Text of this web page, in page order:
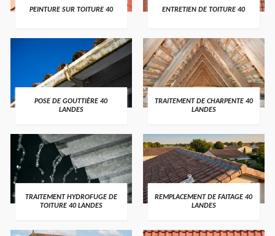
PEINTURE SUR TOITURE 40 ENTRETIEN DE TOITURE 40
POSE DE GOUTTIÈRE 40
LANDES
TRAITEMENT DE CHARPENTE 40
LANDES
TRAITEMENT HYDROFUGE DE
TOITURE 40 LANDES
REMPLACEMENT DE FAITAGE 40
LANDES